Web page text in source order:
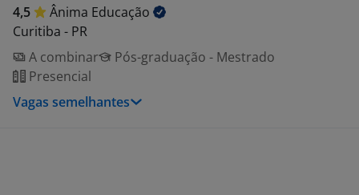
4,5 Ânima Educação
Curitiba - PR
A combinar
Pós-graduação - Mestrado
Presencial
Vagas semelhantes